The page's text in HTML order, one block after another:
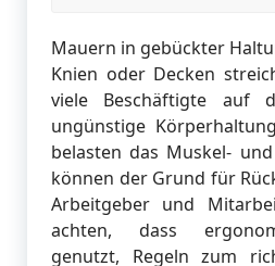
Mauern in gebückter
Knien oder Decken
viele Beschäftigte auf
ungünstige
belasten das Muskel-
können der Grund für
Arbeitgeber und
achten, dass
genutzt, Regeln zum